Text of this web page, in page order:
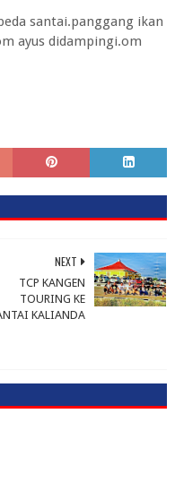
santai.panggang ikan
ayus didampingi.om
NEXT
TCP KANGEN
TOURING KE
KALIANDA